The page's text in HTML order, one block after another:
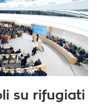
su rifugiati